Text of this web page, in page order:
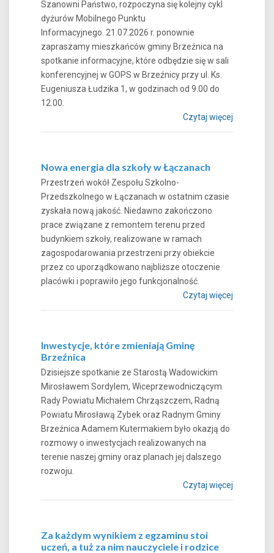
Szanowni Państwo, rozpoczyna się kolejny cykl
dyżurów Mobilnego Punktu
Informacyjnego. 21.07.2026 r. ponownie
zapraszamy mieszkańców gminy Brzeźnica na
spotkanie informacyjne, które odbędzie się w sali
konferencyjnej w GOPS w Brzeźnicy przy ul. Ks.
Eugeniusza Łudzika 1, w godzinach od 9.00 do
12.00.
Czytaj więcej
Nowa energia dla szkoły w Łączanach
Przestrzeń wokół Zespołu Szkolno-
Przedszkolnego w Łączanach w ostatnim czasie
zyskała nową jakość. Niedawno zakończono
prace związane z remontem terenu przed
budynkiem szkoły, realizowane w ramach
zagospodarowania przestrzeni przy obiekcie
przez co uporządkowano najbliższe otoczenie
placówki i poprawiło jego funkcjonalność.
Czytaj więcej
Inwestycje, które zmieniają Gminę
Brzeźnica
Dzisiejsze spotkanie ze Starostą Wadowickim
Mirosławem Sordylem, Wiceprzewodniczącym
Rady Powiatu Michałem Chrząszczem, Radną
Powiatu Mirosławą Zybek oraz Radnym Gminy
Brzeźnica Adamem Kutermakiem było okazją do
rozmowy o inwestycjach realizowanych na
terenie naszej gminy oraz planach jej dalszego
rozwoju.
Czytaj więcej
Za każdym wynikiem z egzaminu stoi
uczeń, a tuż za nim nauczyciele i rodzice